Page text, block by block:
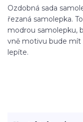
Ozdobná sada
řezaná samolepka.
modrou samolepku,
vně motivu bude mít
lepíte.